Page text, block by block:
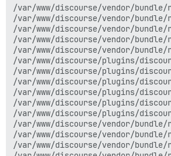
/var/www/discourse/vendor/
/var/www/discourse/vendor/
/var/www/discourse/vendor/
/var/www/discourse/vendor/
/var/www/discourse/vendor/
/var/www/discourse/plugins/
/var/www/discourse/plugins/
/var/www/discourse/plugins/
/var/www/discourse/plugins/
/var/www/discourse/plugins/
/var/www/discourse/plugins/
/var/www/discourse/vendor/
/var/www/discourse/vendor/
/var/www/discourse/vendor/